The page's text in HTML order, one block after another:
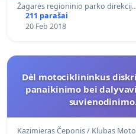
Žagarės regioninio parko
211 parašai
20 Feb 2018
Dėl motociklininkus
panaikinimo bei
Kazimieras Čeponis / Klubas